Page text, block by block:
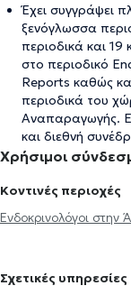
Έχει συγγράψει
ξενόγλωσσα
περιοδικά και
στο περιοδικό
Reports καθώς
περιοδικά του
Αναπαραγωγής.
και διεθνή
Χρήσιμοι
Κοντινές περιοχές
Ενδοκρινολόγοι στην
Σχετικές υπηρεσίες